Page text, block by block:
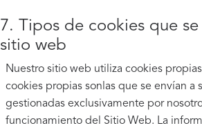
7. Tipos de cookies que
sitio web
Nuestro sitio web utiliza cookies
cookies propias sonlas que se envían a
gestionadas exclusivamente por
funcionamiento del Sitio Web. La